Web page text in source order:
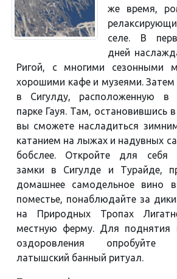
же время,
селе. В
дней
Ригой, с многими сезонными
хорошими кафе и музеями. Затем
в Сигулду, расположенную в
парке Гауя. Там, остановившись
вы сможете насладиться
катанием на лыжах и надувных
бобслее. Откройте для себя
замки в Сигулде и Турайде,
домашнее самодельное вино
поместье, понаблюдайте за
на Природных Тропах
местную ферму. Для поднятия
оздоровления опробуйте
латышский банный ритуал.